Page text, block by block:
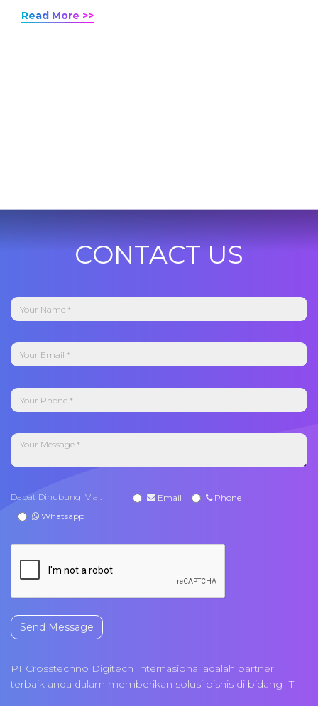
Read More >>
CONTACT US
Dapat Dihubungi Via : Email
Phone
Whatsapp
Send Message
PT Crosstechno Digitech Internasional adalah partner
terbaik anda dalam memberikan solusi bisnis di bidang IT.